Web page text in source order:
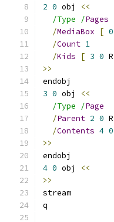
2 0 obj
<<
/Type /Pages
/MediaBox [ 0
/Count 1
/Kids [ 3 0 R
>>
endobj
3 0 obj
<<
/Type /Page
/Parent 2 0 R
/Contents 4 0
>>
endobj
4 0 obj
<<
>>
stream
q